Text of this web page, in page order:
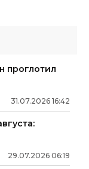
проглотил
31.07.2026 16:42
29.07.2026 06:19